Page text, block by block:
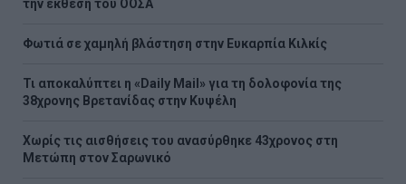
την έκθεση του ΟΟΣΑ
Φωτιά σε χαμηλή βλάστηση στην Ευκαρπία Κιλκίς
Τι αποκαλύπτει η «Daily Mail» για τη δολοφονία της
38χρονης Βρετανίδας στην Κυψέλη
Χωρίς τις αισθήσεις του ανασύρθηκε 43χρονος στη
Μετώπη στον Σαρωνικό